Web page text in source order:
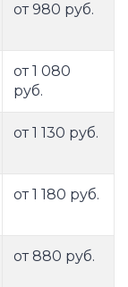
от 980 руб.
от 1 080
руб.
от 1 130 руб.
от 1 180 руб.
от 880 руб.